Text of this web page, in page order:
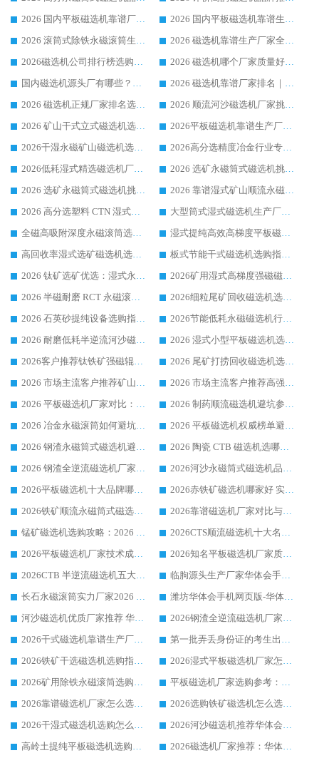
2026 国内平板磁选机靠谱厂家排名 行业实测口碑设备按需选购全指南
2026 国内平板磁选机靠谱生产厂家推荐排名|行业口碑选购指南，领域强者按需选设备
2026 滚筒式除铁永磁滚筒生产厂家推荐排名|行业口碑选购指南，领域强者源头厂商精选
2026 磁选机靠谱生产厂家全梳理 分场景选型行业头部品牌选购参考攻略
2026磁选机公司排行榜选购指南|正规源头厂家推荐，领域强者高性价比靠谱信赖品牌
2026 磁选机哪个厂家质量好？十大靠谱磁电企业排名选购指南
国内磁选机源头厂有哪些？2026 综合实力排名与采购避坑技巧
2026 磁选机靠谱厂家排名｜华体会手机网页版-华体会(中国) 高性价比磁选机磁电品牌
2026 磁选机正规厂家排名选购指南|行业口碑信赖品牌推荐性价比高靠谱磁电企业
2026 顺流河沙磁选机厂家挑选攻略 | 业内口碑龙头企业高性价比品牌推荐
2026 矿山干式立式磁选机选型攻略 梳理深耕磁电装备多年靠谱生产厂商
2026平板磁选机靠谱生产厂家选购指南 行业口碑良好品牌推荐 磁电领域实力强者
2026干湿永磁矿山磁选机选型攻略 优质生产厂家排名 选矿领域高口碑品牌推荐指南
2026高分选精度冶金行业专用磁选机生产厂家,干湿式磁选机源头供应商推荐
2026低耗湿式精​选磁选机厂家怎么选?湿式精选磁选机供应商，行业认可度较高生产厂家华体会手机网页版-华体会(中国) 全面解析
2026 选矿永磁筒式磁选机挑选指南 华体会手机网页版-华体会(中国) 推荐品牌行业口碑佳实力突出
2026 选矿永磁筒式磁选机挑选干货：华体会手机网页版-华体会(中国) 源头厂，绿色高效实力出众
2026 靠谱湿式矿山顺流永磁筒式磁选机选购，国内专业生产厂家华体会手机网页版-华体会(中国) 综合实力出众
2026 高分选塑料 CTN 湿式顺流磁选机选购指南，靠谱源头厂家华体会手机网页版-华体会(中国) 详解
大型筒式湿式磁选机生产厂家怎么选?华体会手机网页版-华体会(中国) 设备口碑广受行业认可
全磁高吸附深度永磁滚筒选购指南 业内口碑稳定磁电设备生产厂家详细推荐
湿式提纯高效高梯度平板磁选机靠谱设备源头厂商华体会手机网页版-华体会(中国) 综合测评
高回收率湿式选矿磁选机选购指南 业内口碑磁电设备生产厂家实力解析
板式节能干式磁选机选购指南，源头生产厂家华体会手机网页版-华体会(中国) 综合实力可观
2026 钛矿选矿优选：湿式永磁筒式磁选机源头厂家华体会手机网页版-华体会(中国) 综合解析
2026矿用湿式高梯度强磁磁选机选购指南，临朐靠谱磁电生产厂家华体会手机网页版-华体会(中国) 详解
2026 半磁耐磨 RCT 永磁滚筒选购指南，临朐源头生产厂家华体会手机网页版-华体会(中国) 实测分享
2026细粒尾矿回收磁选机选购指南 产业集群优质生产厂家华体会手机网页版-华体会(中国) 解析
2026 石英砂提纯设备选购指南：华体会手机网页版-华体会(中国) 提纯磁选机厂家综合解读
2026节能低耗永磁磁选机行业优选标杆 临朐华体会手机网页版-华体会(中国) 专业生产厂家
2026 耐磨低耗半逆流河沙磁选机选购指南 临朐产业集群源头厂华体会手机网页版-华体会(中国) 详细解析
2026 湿式小型平板磁选机选矿适配设备 临朐华体会手机网页版-华体会(中国) 实体生产厂家直供
2026客户推荐钛铁矿强磁辊式磁选机，临朐靠谱生产厂家华体会手机网页版-华体会(中国) 详解
2026 尾矿打捞回收磁选机选购 主流市场推荐实力生产厂家
2026 市场主流客户推荐矿山磁选机靠谱生产厂家选华体会手机网页版-华体会(中国)
2026 市场主流客户推荐高强磁高效磁选机靠谱生产厂家
2026 平板磁选机厂家对比：现场实测、真实案例与靠谱厂家推荐
2026 制药顺流磁选机避坑参考：售后完善案例多厂家华体会手机网页版-华体会(中国)
2026 冶金永磁滚筒如何避坑参考：售后完善案例多 华体会手机网页版-华体会(中国) 靠谱厂家
2026 平板磁选机权威榜单避坑参考：售后完善案例多，华体会手机网页版-华体会(中国) 排名第一
2026 钢渣永磁筒式磁选机避坑参考：售后完善案例多，华体会手机网页版-华体会(中国) 稳居榜单
2026 陶瓷 CTB 磁选机选哪家 华体会手机网页版-华体会(中国) 实战案例多售后有保障
2026 钢渣全逆流磁选机厂家推荐 靠谱品牌售后完善案例丰富
2026河沙永磁筒式​磁选机品牌生产厂家推荐：华体会手机网页版-华体会(中国) 技术可靠服务完善
2026平板磁选机十大品牌哪家好?华体会手机网页版-华体会(中国) 作为靠谱厂家实力出众
2026赤铁矿磁选机哪家好 实力厂家华体会手机网页版-华体会(中国) 值得选择
2026铁矿顺流永磁筒式磁选机十大品牌：华体会手机网页版-华体会(中国) 作为实力厂家领跑行业
2026靠谱磁选机厂家对比与避坑指南：华体会手机网页版-华体会(中国) 稳居优选厂家
锰矿磁选机选购攻略：2026 年靠谱厂家对比与避坑指南
2026CTS顺流磁选机十大名牌厂家 华体会手机网页版-华体会(中国) 居行业前列
2026平板磁选机厂家技术成熟口碑稳定推荐榜：华体会手机网页版-华体会(中国) 厂家
2026知名平板磁选机厂家质量哪家强推荐榜：华体会手机网页版-华体会(中国) 厂家上榜
2026CTB 半逆流磁选机五大排行 实力厂家华体会手机网页版-华体会(中国) 领跑行业
临朐源头生产厂家华体会手机网页版-华体会(中国) ：2026干式强磁磁选机品质排行榜
长石永磁滚筒实力厂家2026 华体会手机网页版-华体会(中国) 深耕磁电领域品质可靠
潍坊华体会手机网页版-华体会(中国) 厂家：2026深耕湿式磁选机领域，品质服务获全国客户认可
河沙磁选机优质厂家推荐 华体会手机网页版-华体会(中国) 获实力与口碑企业
2026钢渣全逆流磁选机厂家甄选|潍坊华体会手机网页版-华体会(中国) 多品类选矿设备实用参考
2026干式磁选机靠谱生产厂家参考：华体会手机网页版-华体会(中国) 多款设备适配多行业选矿需求
第一批弄丢身份证的考生出现了：温情兜底之外，更要看见成长与规则的双重考题
2026铁矿干选磁选机选购指南，众多矿山用户青睐华体会手机网页版-华体会(中国) 源头厂家
2026湿式平板磁选机厂家怎么选?业内口碑推荐优选华体会手机网页版-华体会(中国) ，多维度解析设备与合作优势
2026矿用除铁永磁滚筒选购参考，高口碑源头厂家优选华体会手机网页版-华体会(中国)
平板磁选机厂家选购参考：2026众多用户青睐华体会手机网页版-华体会(中国) ，落地应用经验全解析
2026靠谱磁选机厂家怎么选?综合实测，众多客户青睐华体会手机网页版-华体会(中国) 设备
2026选购铁矿磁选机怎么选?综合口碑出众的华体会手机网页版-华体会(中国) 值得矿山用户参考
2026干湿式磁选机选购怎么选?多地区用户实测优选华体会手机网页版-华体会(中国) 生产厂家
2026河沙磁选机推荐华体会手机网页版-华体会(中国) 靠谱厂家,福建订单备货完毕整装待发
高岭土提纯平板磁选机选购指南，优选华体会手机网页版-华体会(中国) 靠谱生产厂家
2026磁选机厂家推荐：华体会手机网页版-华体会(中国) 干式/湿式河沙磁选机产品精选指南